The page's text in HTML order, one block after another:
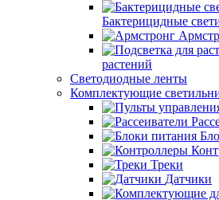
Бактерицидные
растений
Светодиодные ленты
Комплектующие
Треки
Датчики